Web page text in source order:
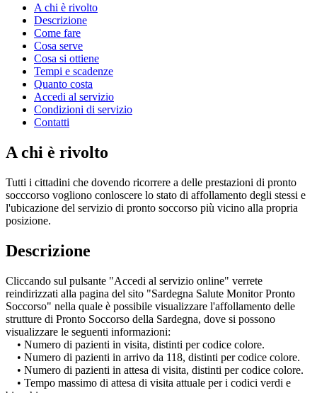
A chi è rivolto
Descrizione
Come fare
Cosa serve
Cosa si ottiene
Tempi e scadenze
Quanto costa
Accedi al servizio
Condizioni di servizio
Contatti
A chi è rivolto
Tutti i cittadini che dovendo ricorrere a delle prestazioni di pronto
socccorso vogliono conloscere lo stato di affollamento degli stessi e
l'ubicazione del servizio di pronto soccorso più vicino alla propria
posizione.
Descrizione
Cliccando sul pulsante "Accedi al servizio online" verrete
reindirizzati alla pagina del sito "Sardegna Salute Monitor Pronto
Soccorso" nella quale è possibile visualizzare l'affollamento delle
strutture di Pronto Soccorso della Sardegna, dove si possono
visualizzare le seguenti informazioni:
• Numero di pazienti in visita, distinti per codice colore.
• Numero di pazienti in arrivo da 118, distinti per codice colore.
• Numero di pazienti in attesa di visita, distinti per codice colore.
• Tempo massimo di attesa di visita attuale per i codici verdi e